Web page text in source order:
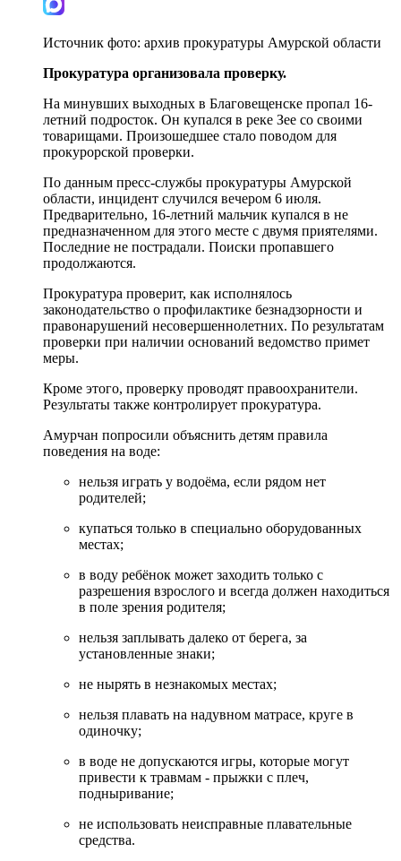
Источник фото: архив прокуратуры Амурской области
Прокуратура организовала проверку.
На минувших выходных в Благовещенске пропал 16-
летний подросток. Он купался в реке Зее со своими
товарищами. Произошедшее стало поводом для
прокурорской проверки.
По данным пресс-службы прокуратуры Амурской
области, инцидент случился вечером 6 июля.
Предварительно, 16-летний мальчик купался в не
предназначенном для этого месте с двумя приятелями.
Последние не пострадали. Поиски пропавшего
продолжаются.
Прокуратура проверит, как исполнялось
законодательство о профилактике безнадзорности и
правонарушений несовершеннолетних. По результатам
проверки при наличии оснований ведомство примет
меры.
Кроме этого, проверку проводят правоохранители.
Результаты также контролирует прокуратура.
Амурчан попросили объяснить детям правила
поведения на воде:
нельзя играть у водоёма, если рядом нет
родителей;
купаться только в специально оборудованных
местах;
в воду ребёнок может заходить только с
разрешения взрослого и всегда должен находиться
в поле зрения родителя;
нельзя заплывать далеко от берега, за
установленные знаки;
не нырять в незнакомых местах;
нельзя плавать на надувном матрасе, круге в
одиночку;
в воде не допускаются игры, которые могут
привести к травмам - прыжки с плеч,
подныривание;
не использовать неисправные плавательные
средства.